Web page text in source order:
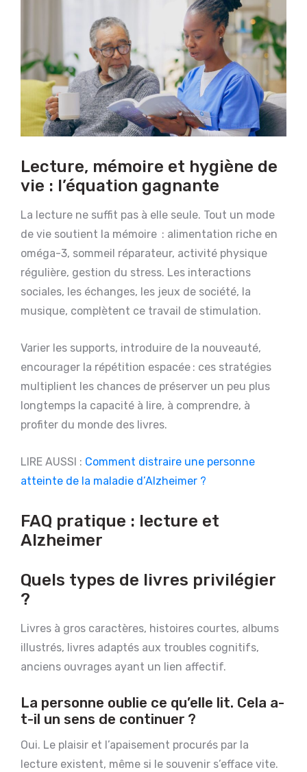
Lecture, mémoire et hygiène de
vie : l’équation gagnante
La lecture ne suffit pas à elle seule. Tout un mode
de vie soutient la mémoire : alimentation riche en
oméga-3, sommeil réparateur, activité physique
régulière, gestion du stress. Les interactions
sociales, les échanges, les jeux de société, la
musique, complètent ce travail de stimulation.
Varier les supports, introduire de la nouveauté,
encourager la répétition espacée : ces stratégies
multiplient les chances de préserver un peu plus
longtemps la capacité à lire, à comprendre, à
profiter du monde des livres.
LIRE AUSSI : Comment distraire une personne
atteinte de la maladie d’Alzheimer ?
FAQ pratique : lecture et
Alzheimer
Quels types de livres privilégier
?
Livres à gros caractères, histoires courtes, albums
illustrés, livres adaptés aux troubles cognitifs,
anciens ouvrages ayant un lien affectif.
La personne oublie ce qu’elle lit. Cela a-
t-il un sens de continuer ?
Oui. Le plaisir et l’apaisement procurés par la
lecture existent, même si le souvenir s’efface vite.